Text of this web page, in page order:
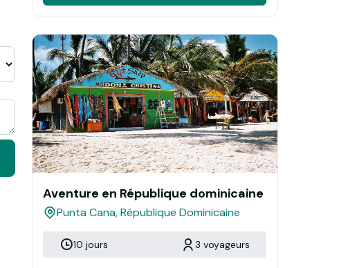
Aventure en République dominicaine
Punta Cana, République Dominicaine
10 jours 3 voyageurs